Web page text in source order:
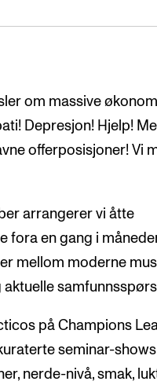
om massive
Depresjon! Hjelp!
offerposisjoner! Vi
arrangerer vi åtte
fora en gang i
mellom moderne
på Champions
seminar-
nerde-nivå, smak,